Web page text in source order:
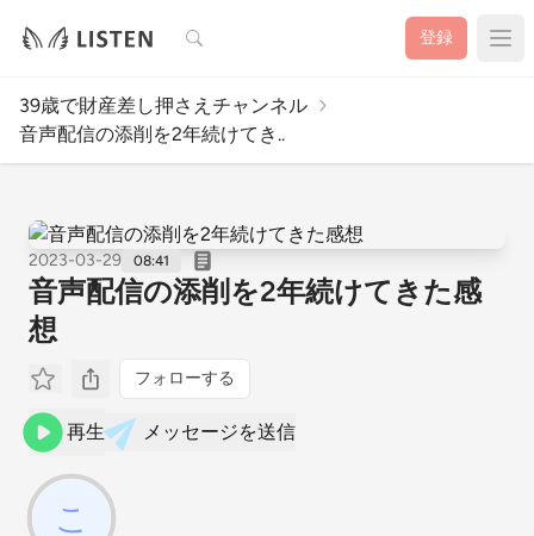
検索 登録
39歳で財産差し押さえチャンネル
音声配信の添削を2年続けてき..
2023-03-29 08:41
音声配信の添削を2年続けてきた感
想
フォローする
再生 メッセージを送信